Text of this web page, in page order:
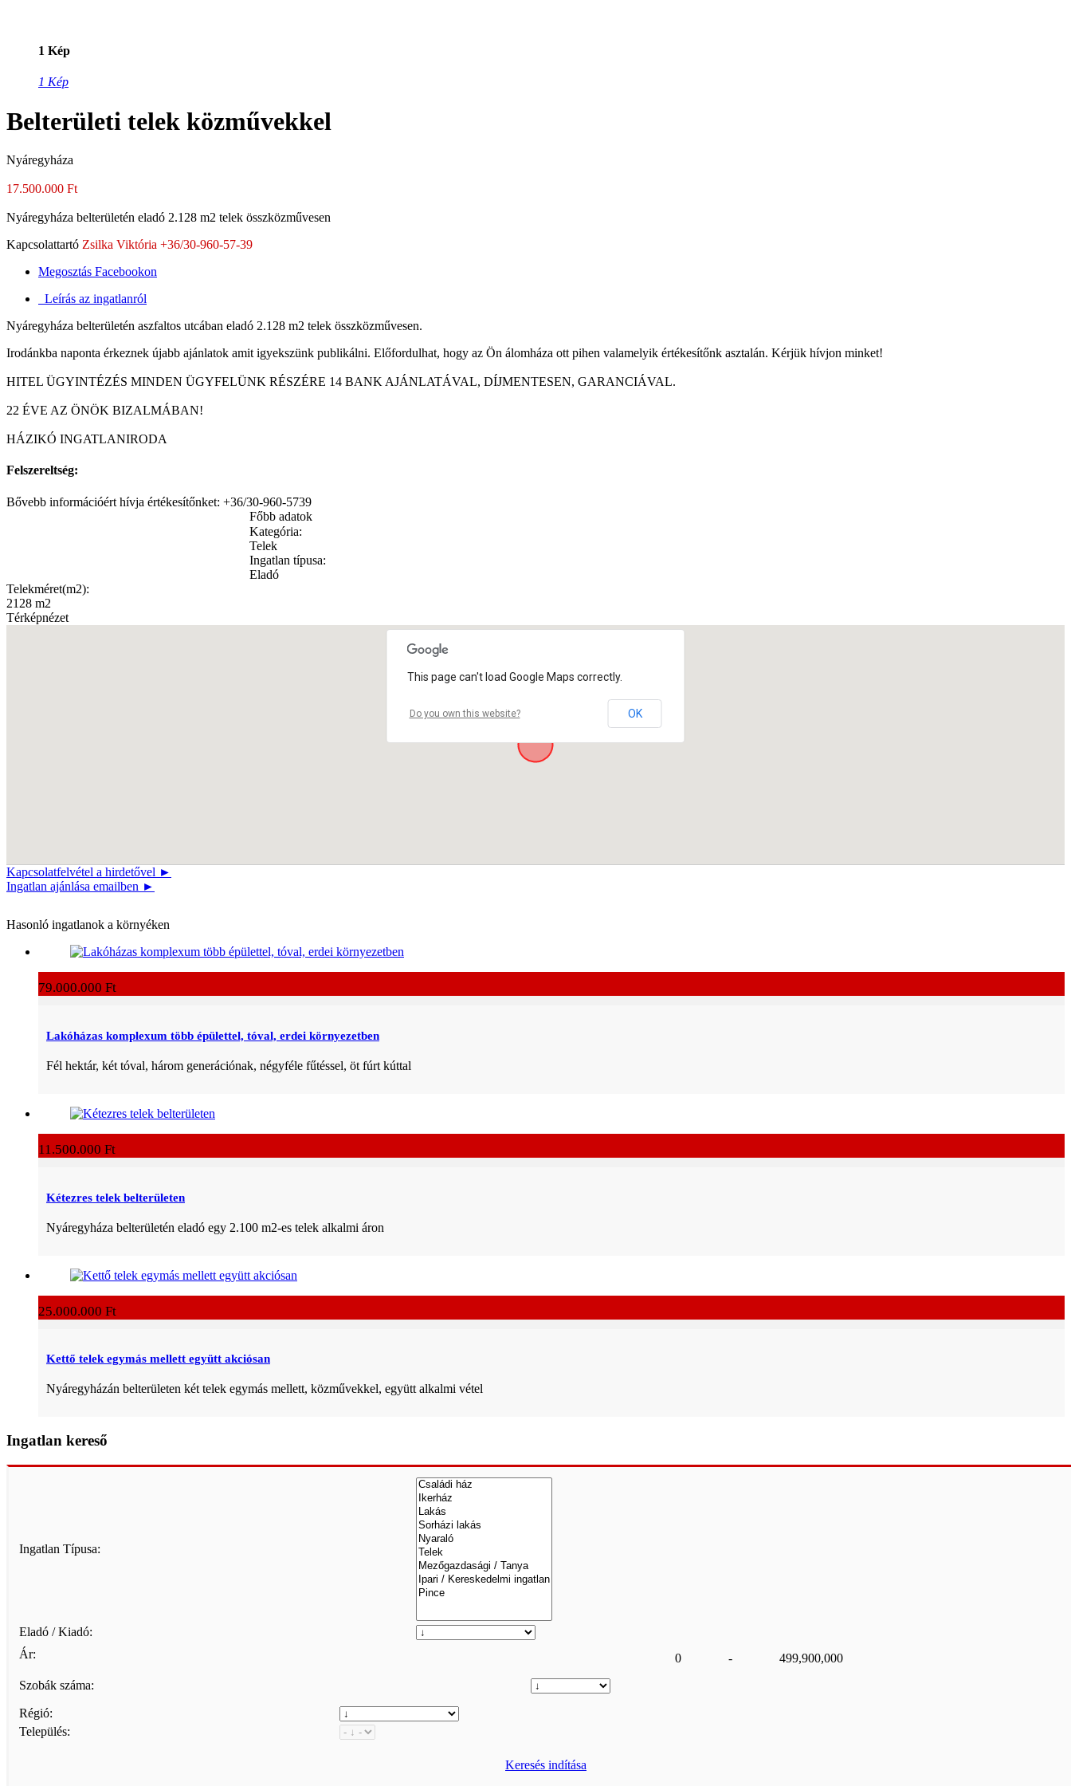
1 Kép
1 Kép
Belterületi telek közművekkel
Nyáregyháza
17.500.000 Ft
Nyáregyháza belterületén eladó 2.128 m2 telek összközművesen
Kapcsolattartó Zsilka Viktória +36/30-960-57-39
Megosztás Facebookon
Leírás az ingatlanról
Nyáregyháza belterületén aszfaltos utcában eladó 2.128 m2 telek összközművesen.
Irodánkba naponta érkeznek újabb ajánlatok amit igyekszünk publikálni. Előfordulhat, hogy az Ön álomháza ott pihen valamelyik értékesítőnk asztalán. Kérjük hívjon minket!
HITEL ÜGYINTÉZÉS MINDEN ÜGYFELÜNK RÉSZÉRE 14 BANK AJÁNLATÁVAL, DÍJMENTESEN, GARANCIÁVAL.
22 ÉVE AZ ÖNÖK BIZALMÁBAN!
HÁZIKÓ INGATLANIRODA
Felszereltség:
Bővebb információért hívja értékesítőnket: +36/30-960-5739
Főbb adatok
Kategória:
Telek
Ingatlan típusa:
Eladó
Telekméret(m2):
2128 m2
Térképnézet
This page can't load Google Maps correctly.
Do you own this website? OK
Kapcsolatfelvétel a hirdetővel ►
Ingatlan ajánlása emailben ►
Hasonló ingatlanok a környéken
79.000.000 Ft
Lakóházas komplexum több épülettel, tóval, erdei környezetben
Fél hektár, két tóval, három generációnak, négyféle fűtéssel, öt fúrt kúttal
11.500.000 Ft
Kétezres telek belterületen
Nyáregyháza belterületén eladó egy 2.100 m2-es telek alkalmi áron
25.000.000 Ft
Kettő telek egymás mellett együtt akciósan
Nyáregyházán belterületen két telek egymás mellett, közművekkel, együtt alkalmi vétel
Ingatlan kereső
Ingatlan Típusa:
Eladó / Kiadó:
Ár:
0 -
499,900,000
Szobák száma:
Régió:
Település:
Keresés indítása